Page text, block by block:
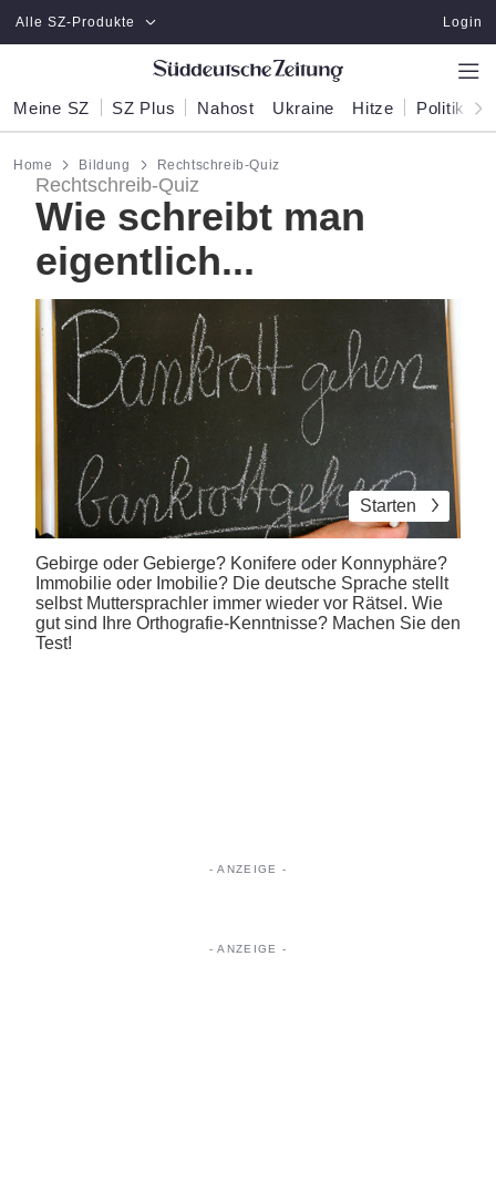
Zum Hauptinhalt springen
Alle SZ-Produkte Login
Meine SZ SZ Plus Nahost Ukraine Hitze Politik
Home Bildung Rechtschreib-Quiz
Rechtschreib-Quiz
Wie schreibt man
eigentlich...
Starten
Gebirge oder Gebierge? Konifere oder Konnyphäre?
Immobilie oder Imobilie? Die deutsche Sprache stellt
selbst Muttersprachler immer wieder vor Rätsel. Wie
gut sind Ihre Orthografie-Kenntnisse? Machen Sie den
Test!